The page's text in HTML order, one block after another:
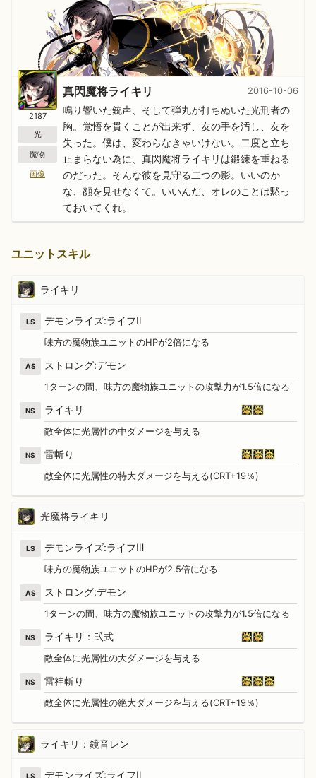
2187
光
魔物
画像
真閃魔将ライキリ 2016-10-06
鳴り響いた銃声、そして弾丸が打ちぬいた光刑者の
胸。覚悟を貫くことが出来ず、友の手を汚し、友を
失った。僕は、変わらなきゃいけない。二度と立ち
止まらない為に、真閃魔将ライキリは鍛練を重ねる
のだった。そんな彼を見守る二つの影。いいのか
な、顔を見せなくて。いいんだ、オレのことは黙っ
ておいてくれ。
ユニットスキル
ライキリ
LS デモンライズ:ライフⅡ
味方の魔物族ユニットのHPが2倍になる
AS ストロング:デモン
1ターンの間、味方の魔物族ユニットの攻撃力が1.5倍になる
NS ライキリ
敵全体に光属性の中ダメージを与える
NS 雷斬り
敵全体に光属性の特大ダメージを与える(CRT+19％)
光魔将ライキリ
LS デモンライズ:ライフⅢ
味方の魔物族ユニットのHPが2.5倍になる
AS ストロング:デモン
1ターンの間、味方の魔物族ユニットの攻撃力が1.5倍になる
NS ライキリ：弐式
敵全体に光属性の大ダメージを与える
NS 雷神斬り
敵全体に光属性の絶大ダメージを与える(CRT+19％)
ライキリ：鏡音レン
LS デモンライズ:ライフⅡ